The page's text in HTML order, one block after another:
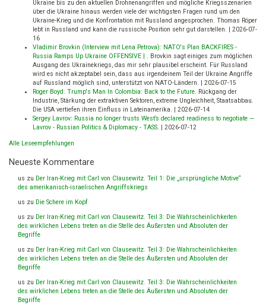
Ukraine bis zu den aktuellen Drohnenangriffen und mögliche Kriegsszenarien
über die Ukraine hinaus werden viele der wichtigsten Fragen rund um den
Ukraine-Krieg und die Konfrontation mit Russland angesprochen. Thomas Röper
lebt in Russland und kann die russische Position sehr gut darstellen. | 2026-07-
16
Vladimir Brovkin (Interview mit Lena Petrova): NATO's Plan BACKFIRES -
Russia Ramps Up Ukraine OFFENSIVE | . Brovkin sagt einiges zum möglichen
Ausgang des Ukrainekriegs, das mir sehr plausibel erscheint. Für Russland
wird es nicht akzeptabel sein, dass aus irgendeinem Teil der Ukraine Angriffe
auf Russland möglich sind, unterstützt von NATO-Ländern. | 2026-07-15
Roger Boyd: Trump's Man In Colombia: Back to the Future. Rückgang der
Industrie, Stärkung der extraktiven Sektoren, extreme Ungleichheit, Staatsabbau.
Die USA vertiefen ihren Einfluss in Lateinamerika. | 2026-07-14
Sergey Lavrov: Russia no longer trusts West’s declared readiness to negotiate —
Lavrov - Russian Politics & Diplomacy - TASS. | 2026-07-12
Alle Leseempfehlungen
Neueste Kommentare
us zu Der Iran-Krieg mit Carl von Clausewitz. Teil 1: Die „ursprüngliche Motive“
des amerikanisch-israelischen Angriffskriegs
us zu Die Schere im Kopf
us zu Der Iran-Krieg mit Carl von Clausewitz. Teil 3: Die Wahrscheinlichkeiten
des wirklichen Lebens treten an die Stelle des Äußersten und Absoluten der
Begriffe
us zu Der Iran-Krieg mit Carl von Clausewitz. Teil 3: Die Wahrscheinlichkeiten
des wirklichen Lebens treten an die Stelle des Äußersten und Absoluten der
Begriffe
us zu Der Iran-Krieg mit Carl von Clausewitz. Teil 3: Die Wahrscheinlichkeiten
des wirklichen Lebens treten an die Stelle des Äußersten und Absoluten der
Begriffe